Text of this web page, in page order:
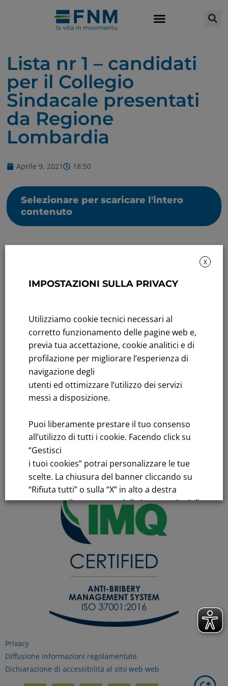
Lista nr 1 – candidati
per il Collegio
Sindacale presentati
da Regione
Lombardia
Aprile 9, 2021 18:50
Selezionare per scaricare l'intero
contenuto
Andamento titolo: Il titolo in Borsa
Bandi di gara: Ultimi bandi
FNM S.p.A.
Sede in Milano, Piazzale Cadorna, 14
fnm@legalmail.it
Iscrizione Registro Imprese
Privacy
Diffusione informazioni regolamentate
Dichiarazione di accessibilità al sito web web
X
IMPOSTAZIONI SULLA PRIVACY
Utilizziamo cookie tecnici necessari al
corretto funzionamento delle pagine web e,
previa tua accettazione, cookie analitici e di
profilazione per migliorare l’esperienza di
navigazione degli
utenti ed ottimizzare l’utilizzo dei servizi
messi a disposizione.
Puoi liberamente prestare il tuo consenso
all’utilizzo di tutti i cookie. Facendo click su
“Gestisci
i tuoi cookies” potrai personalizzare le tue
scelte. La chiusura del banner cliccando su
“Rifiuta tutti” o sulla “X” in alto a destra
comporta il permanere delle impostazioni di
default e la continuazione della navigazione
in assenza di cookie o altri strumenti di
tracciamento diversi da quelli tecnici.
Per maggiori informazioni consulta la
Informativa sui dati personali e cookie
privacy